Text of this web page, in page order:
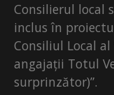
Consilierul local
inclus în
Consiliul Local
angajații Totul
surprinzător)”.